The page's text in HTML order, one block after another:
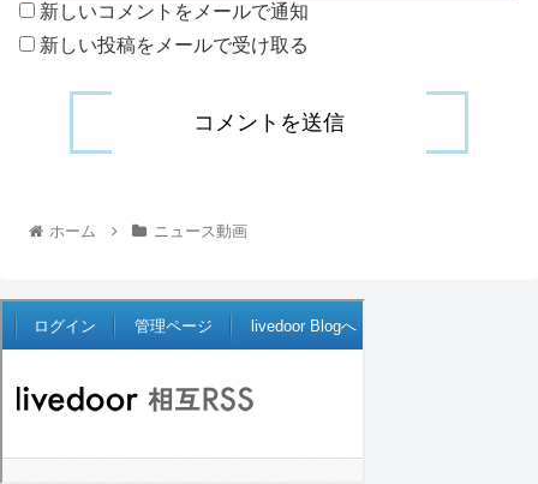
新しいコメントをメールで通知
新しい投稿をメールで受け取る
ホーム ニュース動画